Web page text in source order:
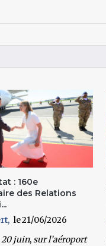
: 160e
des Relations
21/06/2026
juin,sur l’aéroport